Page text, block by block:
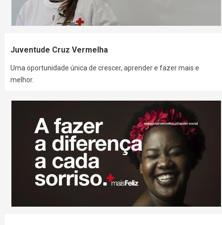
Juventude Cruz Vermelha
Uma oportunidade única de crescer, aprender e fazer mais e
melhor.